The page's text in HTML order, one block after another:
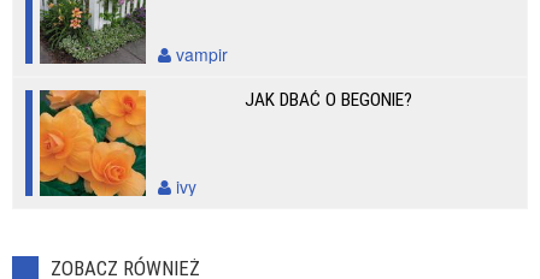
vampir
JAK DBAĆ O BEGONIE?
ivy
ZOBACZ RÓWNIEŻ